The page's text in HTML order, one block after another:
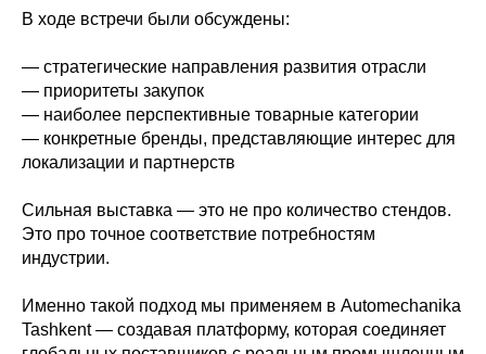
В ходе встречи были обсуждены:
— стратегические направления развития отрасли
— приоритеты закупок
— наиболее перспективные товарные категории
— конкретные бренды, представляющие интерес для
локализации и партнерств
Сильная выставка — это не про количество стендов.
Это про точное соответствие потребностям
индустрии.
Именно такой подход мы применяем в Automechanika
Tashkent — создавая платформу, которая соединяет